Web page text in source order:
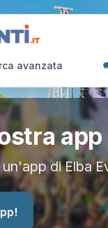
avanzata
app
di Elba